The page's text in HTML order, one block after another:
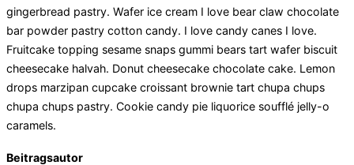
gingerbread pastry. Wafer ice cream I love bear claw chocolate
bar powder pastry cotton candy. I love candy canes I love.
Fruitcake topping sesame snaps gummi bears tart wafer biscuit
cheesecake halvah. Donut cheesecake chocolate cake. Lemon
drops marzipan cupcake croissant brownie tart chupa chups
chupa chups pastry. Cookie candy pie liquorice soufflé jelly-o
caramels.
Beitragsautor